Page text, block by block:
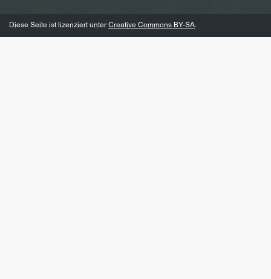
Diese Seite ist lizenziert unter Creative Commons BY-SA.